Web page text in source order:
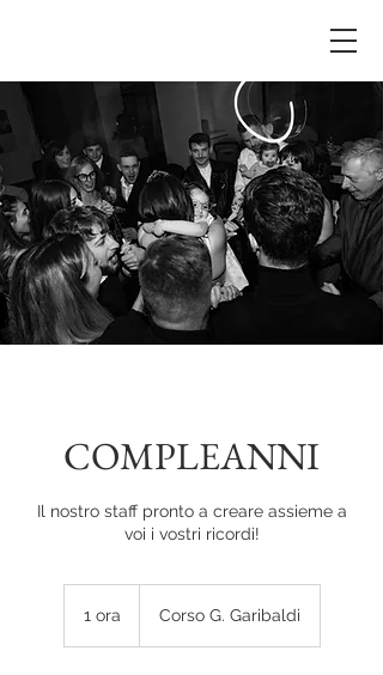
COMPLEANNI
Il nostro staff pronto a creare assieme a
voi i vostri ricordi!
1 ora Corso G. Garibaldi